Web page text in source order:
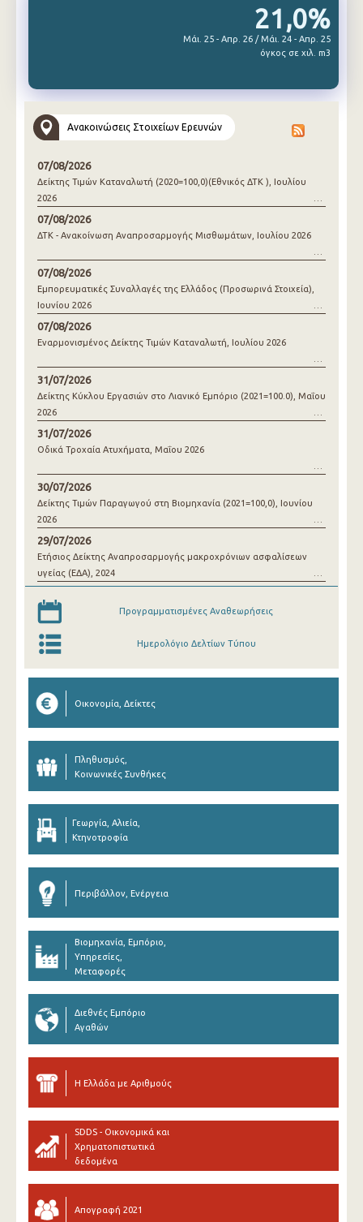
21,0%
Μάι. 25 - Απρ. 26 / Μάι. 24 - Απρ. 25
όγκος σε χιλ. m3
Ανακοινώσεις Στοιχείων Ερευνών
07/08/2026
Δείκτης Τιμών Καταναλωτή (2020=100,0)(Εθνικός ΔΤΚ ), Ιουλίου
2026
07/08/2026
ΔΤΚ - Ανακοίνωση Αναπροσαρμογής Μισθωμάτων, Ιουλίου 2026
07/08/2026
Εμπορευματικές Συναλλαγές της Ελλάδος (Προσωρινά Στοιχεία),
Ιουνίου 2026
07/08/2026
Εναρμονισμένος Δείκτης Τιμών Καταναλωτή, Ιουλίου 2026
31/07/2026
Δείκτης Κύκλου Εργασιών στο Λιανικό Εμπόριο (2021=100.0), Μαΐου
2026
31/07/2026
Οδικά Τροχαία Ατυχήματα, Μαΐου 2026
30/07/2026
Δείκτης Τιμών Παραγωγού στη Βιομηχανία (2021=100,0), Ιουνίου
2026
29/07/2026
Ετήσιος Δείκτης Αναπροσαρμογής μακροχρόνιων ασφαλίσεων
υγείας (ΕΔΑ), 2024
Προγραμματισμένες Αναθεωρήσεις
Ημερολόγιο Δελτίων Τύπου
Οικονομία, Δείκτες
Πληθυσμός,
Κοινωνικές Συνθήκες
Γεωργία, Αλιεία,
Κτηνοτροφία
Περιβάλλον, Ενέργεια
Βιομηχανία, Εμπόριο,
Υπηρεσίες,
Μεταφορές
Διεθνές Εμπόριο
Αγαθών
Η Ελλάδα με Αριθμούς
SDDS - Οικονομικά και
Χρηματοπιστωτικά
δεδομένα
Απογραφή 2021